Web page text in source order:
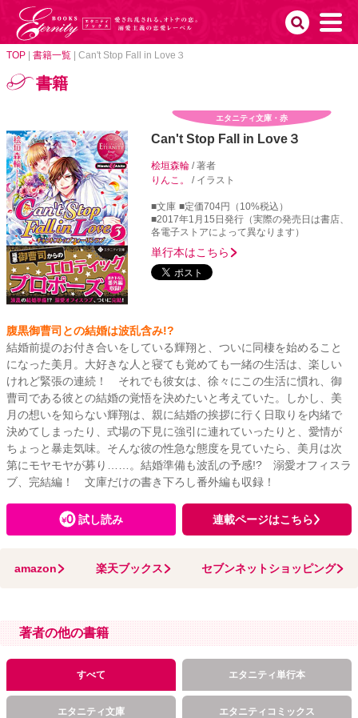
TOP 書籍一覧 Can't Stop Fall in Love３
書籍
エタニティ文庫・赤
Can't Stop Fall in Love３
桧垣森輪/ 著者
りんこ。
/ イラスト
■文庫 ■定価704円（10%税込）
■2017年1月15日発行（実際の発売日は書店、
各電子ストアによって異なります）
単行本はこちら
腹黒御曹司との結婚は波乱含み!?
結婚前提のお付き合いをしている輝翔と、ついに同棲を始めること
になった美月。大好きな人と寝ても覚めても一緒の生活は、楽しい
けれど緊張の連続！ それでも彼女は、徐々にこの生活に慣れ、御
曹司である彼との結婚の覚悟を決めたいと考えていた。しかし、美
月の想いを知らない輝翔は、親に結婚の挨拶に行く日取りを内緒で
決めてしまったり、式場の下見に強引に連れていったりと、愛情が
ちょっと暴走気味。そんな彼の性急な態度を見ていたら、美月は次
第にモヤモヤが募り……。結婚準備も波乱の予感!? 溺愛オフィスラ
ブ、完結編！ 文庫だけの書き下ろし番外編も収録！
試し読み 連載ページはこちら
amazon 楽天ブックス セブンネットショッピング
著者の他の書籍
すべて エタニティ単行本
エタニティ文庫 エタニティコミックス